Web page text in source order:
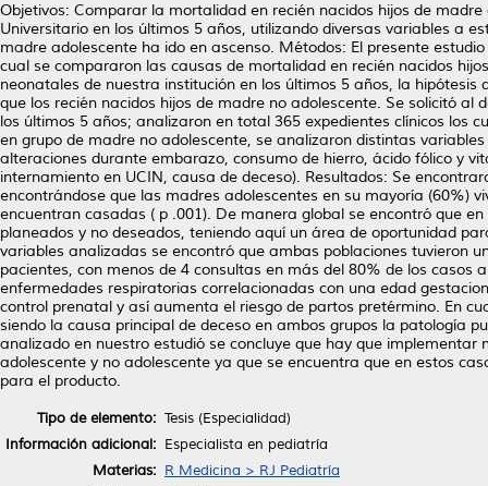
Objetivos: Comparar la mortalidad en recién nacidos hijos de
Universitario en los últimos 5 años, utilizando diversas variables a
madre adolescente ha ido en ascenso. Métodos: El presente
cual se compararon las causas de mortalidad en recién nacidos
neonatales de nuestra institución en los últimos 5 años, la
que los recién nacidos hijos de madre no adolescente. Se solicitó
los últimos 5 años; analizaron en total 365 expedientes clínicos los
en grupo de madre no adolescente, se analizaron distintas
alteraciones durante embarazo, consumo de hierro, ácido fólico y
internamiento en UCIN, causa de deceso). Resultados: Se
encontrándose que las madres adolescentes en su mayoría (60%)
encuentran casadas ( p .001). De manera global se encontró que
planeados y no deseados, teniendo aquí un área de oportunidad
variables analizadas se encontró que ambas poblaciones tuvieron
pacientes, con menos de 4 consultas en más del 80% de los
enfermedades respiratorias correlacionadas con una edad
control prenatal y así aumenta el riesgo de partos pretérmino. En
siendo la causa principal de deceso en ambos grupos la patología
analizado en nuestro estudió se concluye que hay que
adolescente y no adolescente ya que se encuentra que en estos
para el producto.
Tipo de elemento: Tesis (Especialidad)
Información adicional: Especialista en pediatría
Materias: R Medicina > RJ Pediatría